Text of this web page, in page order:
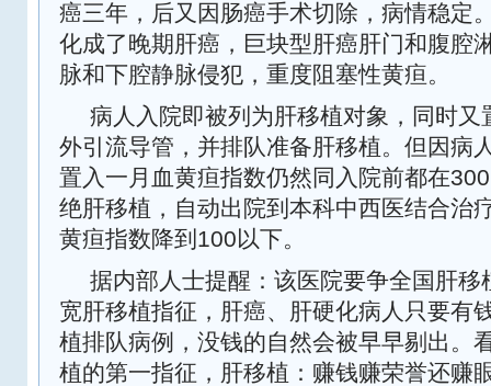
癌三年，后又因肠癌手术切除，病情稳定
化成了晚期肝癌，巨块型肝癌肝门和腹腔
脉和下腔静脉侵犯，重度阻塞性黄疸。
病人入院即被列为肝移植对象，同时又
外引流导管，并排队准备肝移植。但因病
置入一月血黄疸指数仍然同入院前都在300
绝肝移植，自动出院到本科中西医结合治
黄疸指数降到 100以下。
据内部人士提醒：该医院要争全国肝移
宽肝移植指征，肝癌、肝硬化病人只要有
植排队病例，没钱的自然会被早早剔出。
植的第一指征，肝移植：赚钱赚荣誉还赚